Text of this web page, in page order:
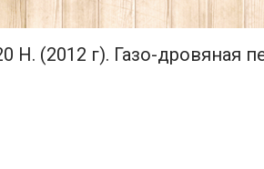
Н. (2012 г). Газо-дровяная